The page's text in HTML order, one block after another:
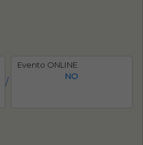
/
Evento ONLINE
NO